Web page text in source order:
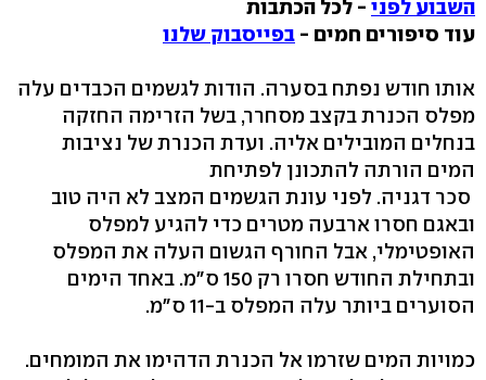
השבוע לפני - לכל הכתבות
עוד סיפורים חמים - בפייסבוק שלנו
אותו חודש נפתח בסערה. הודות לגשמים הכבדים עלה
מפלס הכנרת בקצב מסחרר, בשל הזרימה החזקה
בנחלים המובילים אליה. ועדת הכנרת של נציבות
המים הורתה להתכונן לפתיחת
סכר דגניה. לפני עונת הגשמים המצב לא היה טוב
ובאגם חסרו ארבעה מטרים כדי להגיע למפלס
האופטימלי, אבל החורף הגשום העלה את המפלס
ובתחילת החודש חסרו רק 150 ס"מ. באחד הימים
הסוערים ביותר עלה המפלס ב-11 ס"מ.
כמויות המים שזרמו אל הכנרת הדהימו את המומחים.